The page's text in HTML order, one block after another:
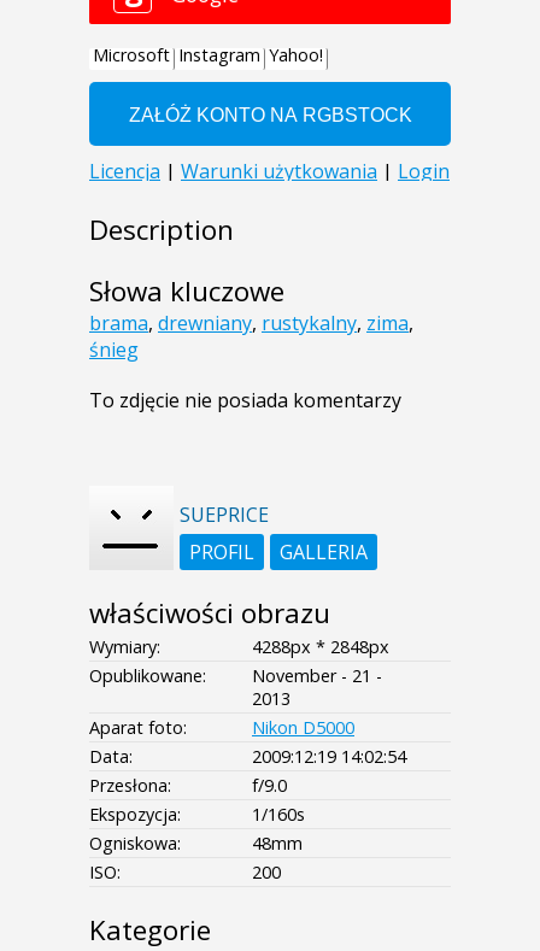
Description
Słowa kluczowe
brama, drewniany, rustykalny, zima,
śnieg
To zdjęcie nie posiada komentarzy
SUEPRICE
PROFIL
GALLERIA
właściwości obrazu
Wymiary:
4288px * 2848px
Opublikowane:
November - 21 -
2013
Aparat foto:
Nikon D5000
Data:
2009:12:19 14:02:54
Przesłona:
f/9.0
Ekspozycja:
1/160s
Ogniskowa:
48mm
ISO:
200
Kategorie